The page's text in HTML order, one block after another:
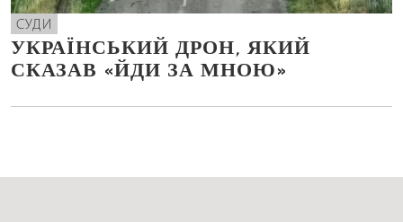
СУДИ
УКРАЇНСЬКИЙ ДРОН, ЯКИЙ
СКАЗАВ «ЙДИ ЗА МНОЮ»